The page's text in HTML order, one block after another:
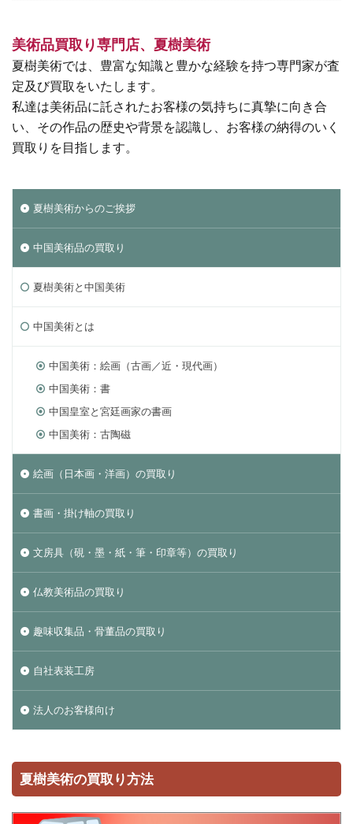
美術品買取り専門店、夏樹美術
夏樹美術では、豊富な知識と豊かな経験を持つ専門家が査
定及び買取をいたします。
私達は美術品に託されたお客様の気持ちに真摯に向き合
い、その作品の歴史や背景を認識し、お客様の納得のいく
買取りを目指します。
夏樹美術からのご挨拶
中国美術品の買取り
夏樹美術と中国美術
中国美術とは
中国美術：絵画（古画／近・現代画）
中国美術：書
中国皇室と宮廷画家の書画
中国美術：古陶磁
絵画（日本画・洋画）の買取り
書画・掛け軸の買取り
文房具（硯・墨・紙・筆・印章等）の買取り
仏教美術品の買取り
趣味収集品・骨董品の買取り
自社表装工房
法人のお客様向け
夏樹美術の買取り方法